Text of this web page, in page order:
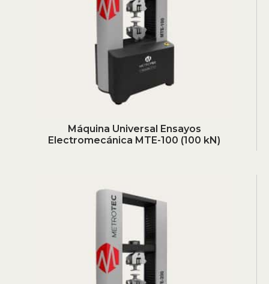
Máquina Universal Ensayos
Electromecánica MTE-100 (100 kN)